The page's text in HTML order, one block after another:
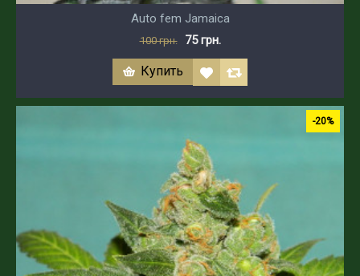
Auto fem Jamaica
100 грн. 75 грн.
Купить
-20%